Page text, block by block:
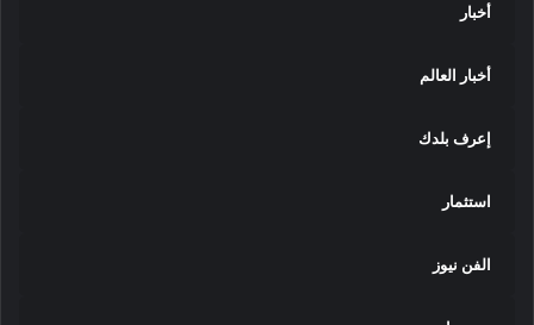
أخبار
أخبار العالم
إعرف بلدك
استثمار
الفن نيوز